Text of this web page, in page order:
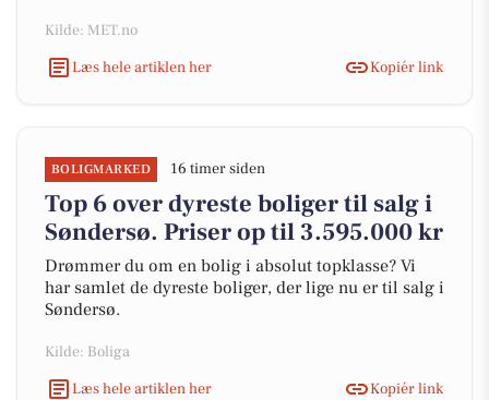
Kilde: MET.no
Læs hele artiklen her
Kopiér link
BOLIGMARKED 16 timer siden
Top 6 over dyreste boliger til salg i
Søndersø. Priser op til 3.595.000 kr
Drømmer du om en bolig i absolut topklasse? Vi
har samlet de dyreste boliger, der lige nu er til salg i
Søndersø.
Kilde: Boliga
Læs hele artiklen her
Kopiér link